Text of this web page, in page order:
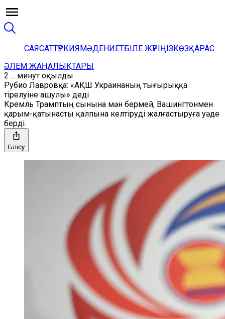
САЯСАТТҮРКИЯМӘДЕНИЕТБІЛЕ ЖҮРІҢІЗКӨЗҚАРАС
ӘЛЕМ ЖАҢАЛЫҚТАРЫ
2 ... минут оқылды
Рубио Лавровқа: «АҚШ Украинаның тығырыққа
тірелуіне ашулы» деді
Кремль Трамптың сынына мән бермей, Вашингтонмен
қарым-қатынасты қалпына келтіруді жалғастыруға уәде
берді.
Бөлісу